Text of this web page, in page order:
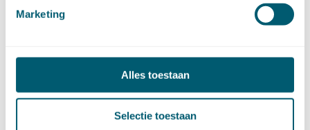
Marketing
Alles toestaan
Selectie toestaan
september (12)
augustus (4)
juni (16)
april (13)